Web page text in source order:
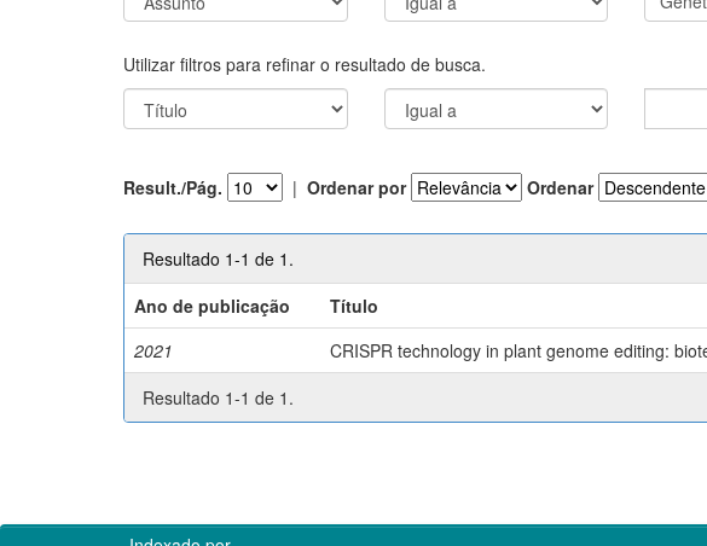
Utilizar filtros para refinar o resultado de busca.
Result./Pág. | Ordenar por Ordenar
Resultado 1-1 de 1.
Ano de publicação
Título
2021
CRISPR technology in plant genome editing:
Resultado 1-1 de 1.